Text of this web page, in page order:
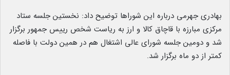
بهادری جهرمی درباره این شوراها توضیح داد: نخستین جلسه ستاد
مرکزی مبارزه با قاچاق کالا و ارز به ریاست شخص رییس جمهور برگزار
شد و دومین جلسه شورای عالی اشتغال هم در همین دولت با فاصله
کمتر از دو ماه برگزار شد.